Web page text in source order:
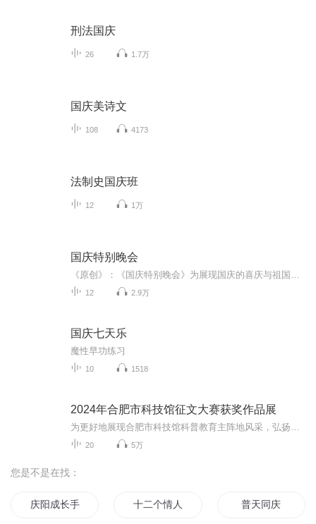
刑法国庆
26 1.7万
国庆美诗文
108 4173
法制史国庆班
12 1万
国庆特别晚会
12 2.9万
国庆七天乐
魔性早功练习
10 1518
2024年合肥市科技馆征文大赛获奖作品展
20 5万
您是不是在找：
庆阳成长手札 十二个情人节 普天同庆